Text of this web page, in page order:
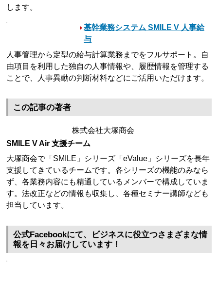
します。
基幹業務システム SMILE V 人事給
与
人事管理から定型の給与計算業務までをフルサポート。自
由項目を利用した独自の人事情報や、履歴情報を管理する
ことで、人事異動の判断材料などにご活用いただけます。
この記事の著者
株式会社大塚商会
SMILE V Air 支援チーム
大塚商会で「SMILE」シリーズ「eValue」シリーズを長年
支援してきているチームです。各シリーズの機能のみなら
ず、各業務内容にも精通しているメンバーで構成していま
す。法改正などの情報も収集し、各種セミナー講師なども
担当しています。
公式Facebookにて、ビジネスに役立つさまざまな情
報を日々お届けしています！